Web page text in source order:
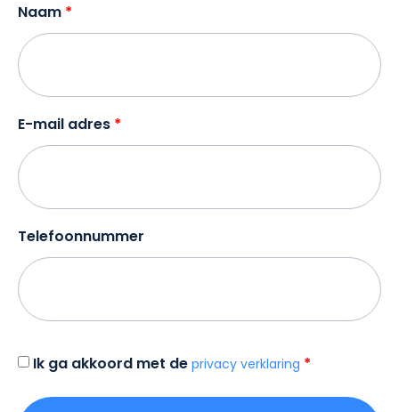
Naam
E-mail adres
Telefoonnummer
Toestemming
Ik ga akkoord met de privacy verklaring